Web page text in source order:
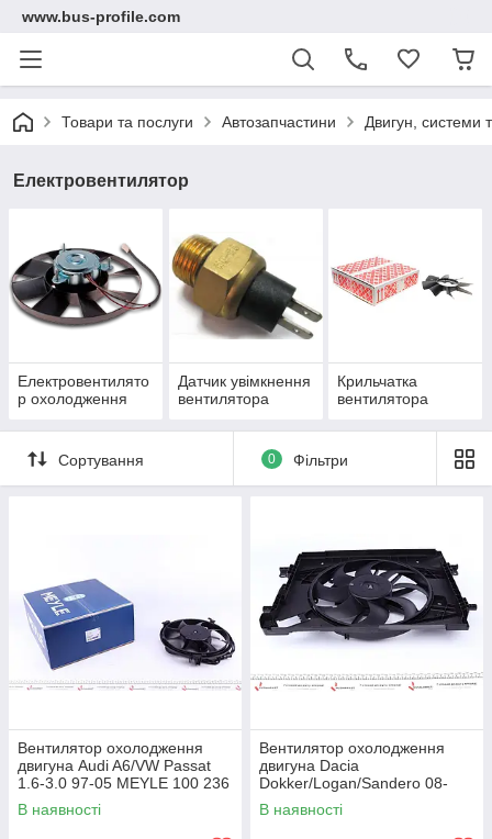
www.bus-profile.com
Товари та послуги Автозапчастини Двигун, системи
Електровентилятор
Електровентилято
р охолодження
Датчик увімкнення
вентилятора
Крильчатка
вентилятора
Сортування 0 Фільтри
Вентилятор охолодження
двигуна Audi A6/VW Passat
1.6-3.0 97-05 MEYLE 100 236
0022 UA62
В наявності
Вентилятор охолодження
двигуна Dacia
Dokker/Logan/Sandero 08-
NRF 47889 UA62
В наявності